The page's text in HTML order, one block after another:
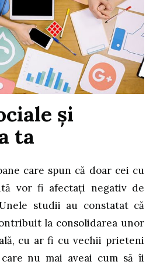
și
ta
care spun că doar cei cu
vor fi afectați negativ de
studii au constatat că
la consolidarea unor
cu ar fi cu vechii prieteni
nu mai aveai cum să îi